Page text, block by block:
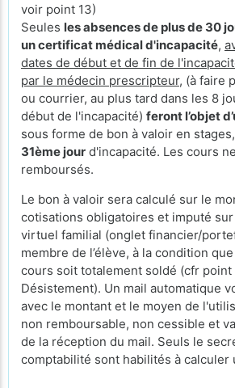
voir point 13)
Seules les absences de plus de 30
un certificat médical d'incapacité,
dates de début et de fin de
par le médecin prescripteur, (à faire
ou courrier, au plus tard dans les 8
début de l'incapacité) feront l’objet
sous forme de bon à valoir en stages,
31ème jour d'incapacité. Les cours
remboursés.
Le bon à valoir sera calculé sur le
cotisations obligatoires et imputé
virtuel familial (onglet financier/
membre de l’élève, à la condition
cours soit totalement soldé (cfr point
Désistement). Un mail automatique
avec le montant et le moyen de
non remboursable, non cessible et
de la réception du mail. Seuls le
comptabilité sont habilités à calculer